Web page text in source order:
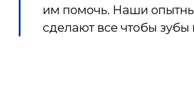
им помочь. Наши
сделают все чтобы